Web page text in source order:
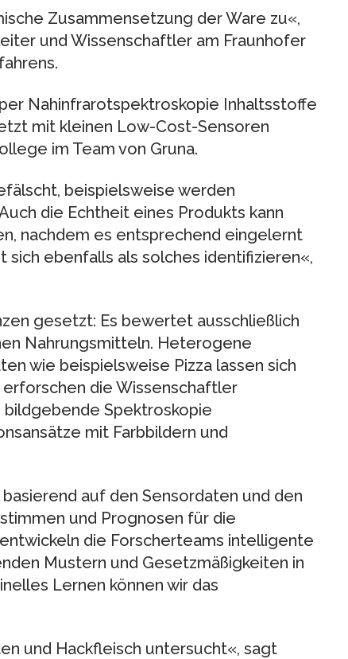
Zusammensetzung der Ware zu«,
und Wissenschaftler am Fraunhofer
Nahinfrarotspektroskopie Inhaltsstoffe
mit kleinen Low-Cost-Sensoren
im Team von Gruna.
beispielsweise werden
die Echtheit eines Produkts kann
nachdem es entsprechend eingelernt
sich ebenfalls als solches identifizieren«,
gesetzt: Es bewertet ausschließlich
Nahrungsmitteln. Heterogene
wie beispielsweise Pizza lassen sich
die Wissenschaftler
Spektroskopie
mit Farbbildern und
auf den Sensordaten und den
und Prognosen für die
die Forscherteams intelligente
Mustern und Gesetzmäßigkeiten in
Lernen können wir das
und Hackfleisch untersucht«, sagt